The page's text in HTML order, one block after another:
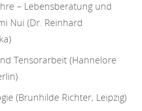
– Lebensberatung und
Nui (Dr. Reinhard
Tensorarbeit (Hannelore
(Brunhilde Richter, Leipzig)